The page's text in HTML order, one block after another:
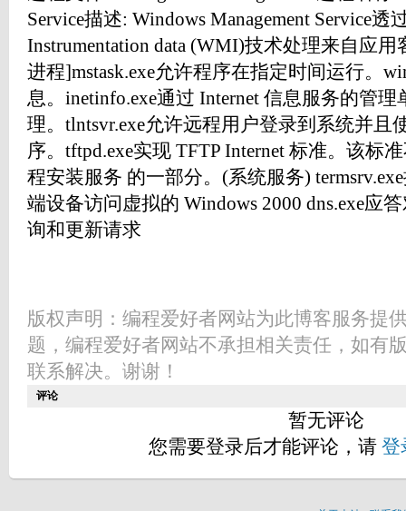
Service描述: Windows Management Service透
Instrumentation data (WMI)技术处理来自应
进程]mstask.exe允许程序在指定时间运行。
息。inetinfo.exe通过 Internet 信息服务的管
理。tlntsvr.exe允许远程用户登录到系统并且
序。tftpd.exe实现 TFTP Internet 标准。该标
程安装服务 的一部分。(系统服务)
端设备访问虚拟的 Windows 2000 dns.exe应
询和更新请求
版权声明：编程爱好者网站为此博客服务提
题，编程爱好者网站不承担相关责任，如有
联系解决。谢谢！
评论
暂无评论
您需要登录后才能评论，请 登